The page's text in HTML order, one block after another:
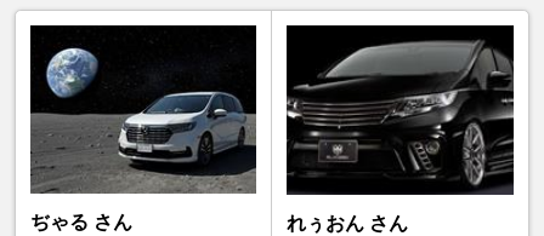
ぢゃる さん れぅおん さん